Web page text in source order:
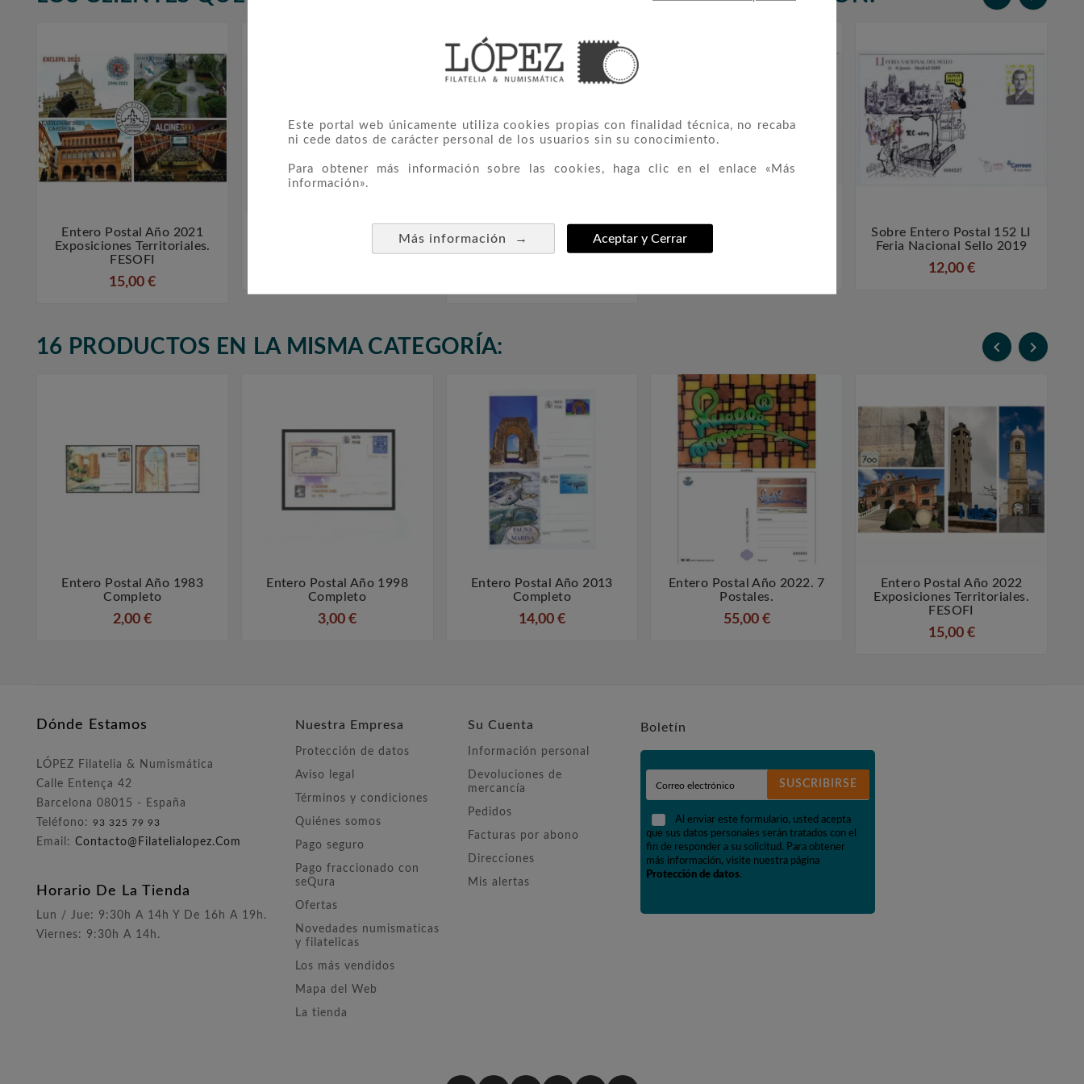
Este portal web únicamente utiliza cookies propias con finalidad técnica, no recaba
ni cede datos de carácter personal de los usuarios sin su conocimiento.
Para obtener más información sobre las cookies, haga clic en el enlace «Más
información».
Más información → Aceptar y Cerrar
 
Entero Postal Año 2021
Exposiciones Territoriales.
FESOFI
15,00 €
5360CP Carnet Promoción

Entero Postal Año 2023
Exposiciones Territoriales.
Convención Málaga 2019
 
Sobre Entero Postal 152 LI
Feria Nacional Sello 2019
12,00 €
16 PRODUCTOS EN LA MISMA CATEGORÍA:  
 
Entero Postal Año 1983
Completo
2,00 €
 
Entero Postal Año 1998
Completo
3,00 €
 
Entero Postal Año 2013
Completo
14,00 €
 
Entero Postal Año 2022. 7
Postales.
55,00 €
 
Entero Postal Año 2022
Exposiciones Territoriales.
FESOFI
15,00 €
Dónde Estamos
LÓPEZ Filatelia & Numismática
Calle Entença 42
Barcelona 08015 - España
Teléfono: 93 325 79 93
Email: Contacto@filatelialopez.com
Horario De La Tienda
Lun / Jue: 9:30h A 14h Y De 16h A 19h.
Viernes: 9:30h A 14h.
Nuestra Empresa
Protección de datos
Aviso legal
Términos y condiciones
Quiénes somos
Pago seguro
Pago fraccionado con
seQura
Ofertas
Novedades numismaticas
y filatelicas
Los más vendidos
Mapa del Web
La tienda
Su Cuenta
Información personal
Devoluciones de
mercancía
Pedidos
Facturas por abono
Direcciones
Mis alertas
Boletín
SUSCRIBIRSE
Al enviar este formulario, usted acepta
que sus datos personales serán tratados con el
fin de responder a su solicitud. Para obtener
más información, visite nuestra página
Protección de datos.